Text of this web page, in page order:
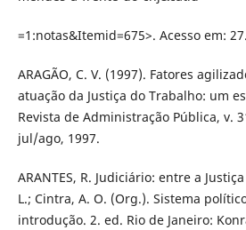
=1:notas&Itemid=675>. Acesso em:
ARAGÃO, C. V. (1997). Fatores
atuação da Justiça do Trabalho: um
Revista de Administração Pública, v.
jul/ago, 1997.
ARANTES, R. Judiciário: entre a
L.; Cintra, A. O. (Org.). Sistema
introdução. 2. ed. Rio de Janeiro: